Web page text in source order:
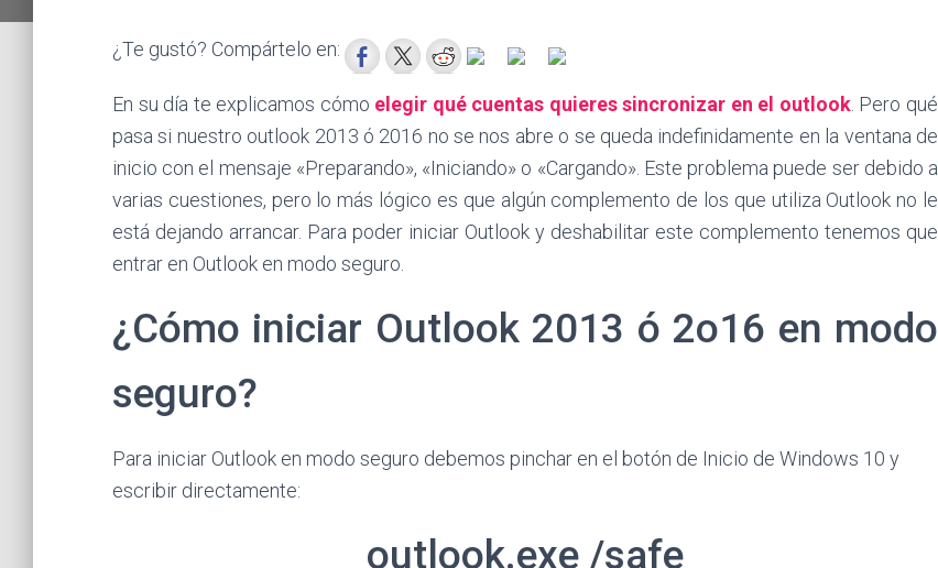
¿Te gustó? Compártelo en:
En su día te explicamos cómo elegir qué cuentas quieres sincronizar en el outlook. Pero qué
pasa si nuestro outlook 2013 ó 2016 no se nos abre o se queda indefinidamente en la ventana de
inicio con el mensaje «Preparando», «Iniciando» o «Cargando». Este problema puede ser debido a
varias cuestiones, pero lo más lógico es que algún complemento de los que utiliza Outlook no le
está dejando arrancar. Para poder iniciar Outlook y deshabilitar este complemento tenemos que
entrar en Outlook en modo seguro.
¿Cómo iniciar Outlook 2013 ó 2o16 en modo
seguro?
Para iniciar Outlook en modo seguro debemos pinchar en el botón de Inicio de Windows 10 y
escribir directamente:
outlook.exe /safe